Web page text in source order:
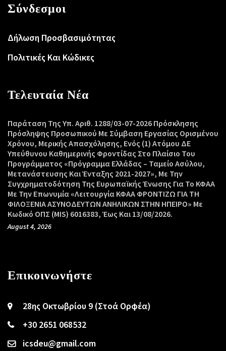
Σύνδεσμοι
Δήλωση Προσβασιμότητας
Πολιτικές Και Κώδικες
Τελευταία Νέα
Παράταση Της Υπ. Αριθ. 1288/03-07-2026 Πρόσκλησης
Πρόσληψης Προσωπικού Με Σύμβαση Εργασίας Ορισμένου
Χρόνου, Μερικής Απασχόλησης, Ενός (1) Ατόμου ΔΕ
Υπεύθυνου Καθημερινής Φροντίδας Στο Πλαίσιο Του
Προγράμματος «Πρόγραμμα Ελλάδας – Ταμείο Ασύλου,
Μετανάστευσης Και Ένταξης 2021-2027», Με Την
Συγχρηματοδότηση Της Ευρωπαϊκής Ένωσης Για Το ΚΦΑΑ
Με Την Επωνυμία «Λειτουργία ΚΦΑΑ ΦΡΟΝΤΙΖΩ ΓΙΑ ΤΗ
ΦΙΛΟΞΕΝΙΑ ΑΣΥΝΟΔΕΥΤΩΝ ΑΝΗΛΙΚΩΝ ΣΤΗΝ ΗΠΕΙΡΟ» Με
Κωδικό ΟΠΣ (MIS) 6016383, Έως Και 13/08/2026.
August 4, 2026
Επικοινωνήστε
28ης Οκτωβρίου 9 (Στοά Ορφέα)
+30 2651 068532
icsdeu@gmail.com